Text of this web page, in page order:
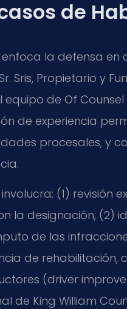
de
enfoca la defensa
Sris, Propietario y
de Of
de experiencia
procesales, y
(1) revisión
la designación; (2)
de las
de
(driver
de King William